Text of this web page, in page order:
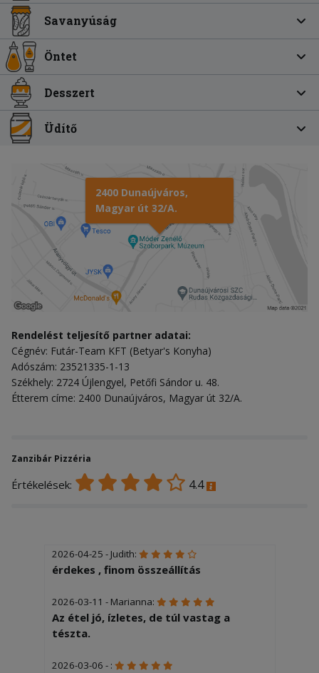
Savanyúság
Öntet
Desszert
Üdítő
2400 Dunaújváros,
Magyar út 32/A.
Rendelést teljesítő partner adatai:
Cégnév: Futár-Team KFT (Betyar's Konyha)
Adószám: 23521335-1-13
Székhely: 2724 Újlengyel, Petőfi Sándor u. 48.
Étterem címe: 2400 Dunaújváros, Magyar út 32/A.
Zanzibár Pizzéria
Értékelések: 4.4
2026-04-25 - Judith:
érdekes , finom összeállítás
2026-03-11 - Marianna:
Az étel jó, ízletes, de túl vastag a
tészta.
2026-03-06 - :